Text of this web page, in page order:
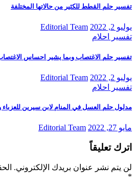
تفسير حلم القطط للكثير من حالاتها المختلفة
يوليو 2, 2022
Editorial Team
تفسير احلام
تفسير حلم الاغتصاب وبما يشير احساس
يوليو 2, 2022
Editorial Team
تفسير احلام
مدلول حلم العسل في المنام لابن سيرين للعزباء
مايو 27, 2022 Editorial Team
اترك تعليقاً
لن يتم نشر عنوان بريدك الإلكتروني.
*